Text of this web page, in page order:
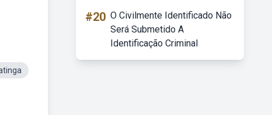
#20 O Civilmente Identificado Não
Será Submetido A
Identificação Criminal